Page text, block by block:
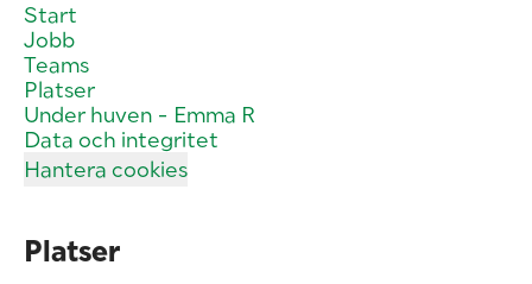
Start
Jobb
Teams
Platser
Under huven - Emma R
Data och integritet
Hantera cookies
Platser